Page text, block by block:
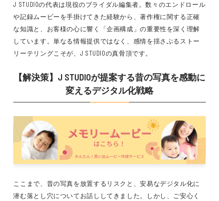
J STUDIOの代表は現役のブライダル編集者。数々のエンドロール
や記録ムービーを手掛けてきた経験から、著作権に関する正確
な知識と、お客様の心に響く「企画構成」の重要性を深く理解
しています。単なる情報提供ではなく、感情を揺さぶるストー
リーテリングこそが、J STUDIOの真骨頂です。
【解決策】J STUDIOが提案する昔の写真を感動に
変えるデジタル化戦略
ここまで、昔の写真を放置するリスクと、安易なデジタル化に
潜む落とし穴についてお話ししてきました。しかし、ご安心く